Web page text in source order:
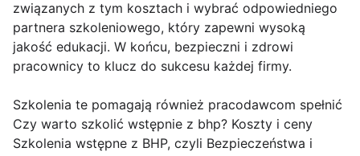
związanych z tym kosztach i wybrać odpowiedniego
partnera szkoleniowego, który zapewni wysoką
jakość edukacji. W końcu, bezpieczni i zdrowi
pracownicy to klucz do sukcesu każdej firmy.
Szkolenia te pomagają również pracodawcom spełnić
Czy warto szkolić wstępnie z bhp? Koszty i ceny
Szkolenia wstępne z BHP, czyli Bezpieczeństwa i